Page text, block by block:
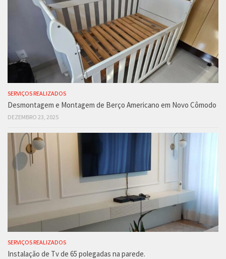
SERVIÇOS REALIZADOS
Desmontagem e Montagem de Berço Americano em Novo Cômodo
DEZEMBRO 23, 2025
SERVIÇOS REALIZADOS
Instalação de Tv de 65 polegadas na parede.